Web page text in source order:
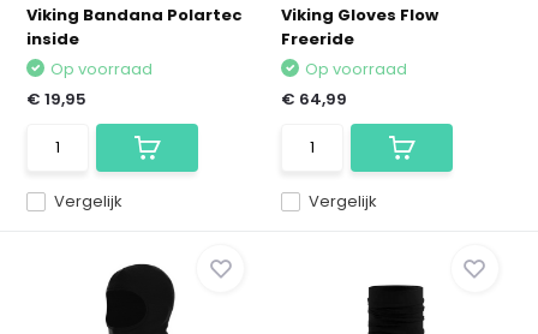
Viking Bandana Polartec
inside
Vergelijk
Op voorraad
€ 19,95
Viking Gloves Flow
Freeride
Vergelijk
Op voorraad
€ 64,99